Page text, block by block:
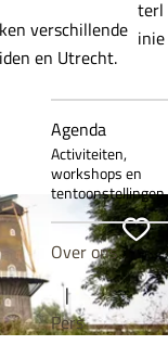
terl
inie
Agenda
Activiteiten,
workshops en
tentoonstellingen
Over ons
|
Pers
verschillende
en Utrecht.